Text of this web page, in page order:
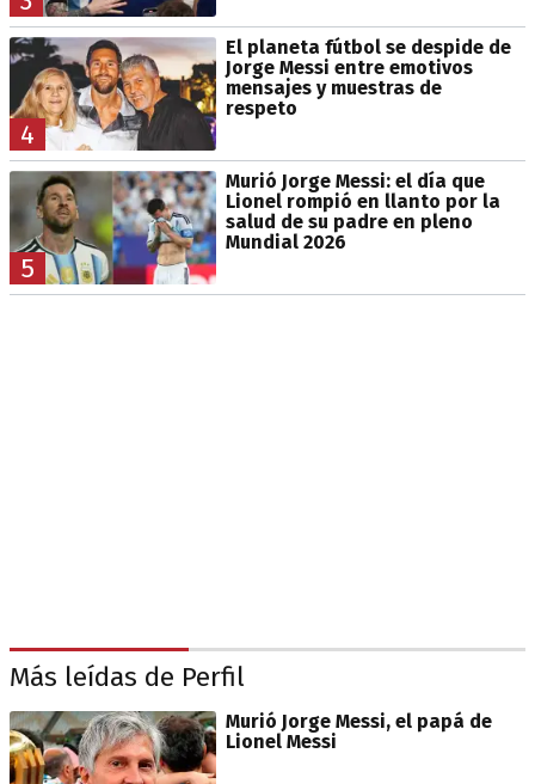
4
El planeta fútbol se despide de
Jorge Messi entre emotivos
mensajes y muestras de
respeto
5
Murió Jorge Messi: el día que
Lionel rompió en llanto por la
salud de su padre en pleno
Mundial 2026
Más leídas de Perfil
Murió Jorge Messi, el papá de
Lionel Messi